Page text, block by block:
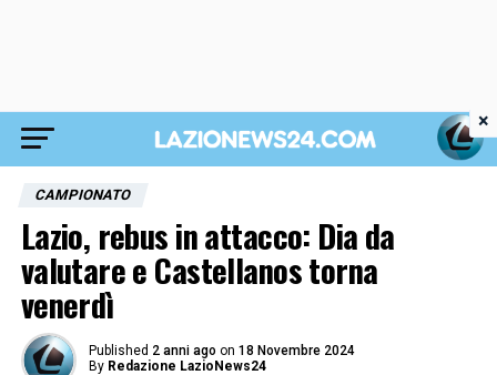
CAMPIONATO
Lazio, rebus in attacco: Dia da
valutare e Castellanos torna
venerdì
Published 2 anni ago on 18 Novembre 2024
By Redazione LazioNews24
×